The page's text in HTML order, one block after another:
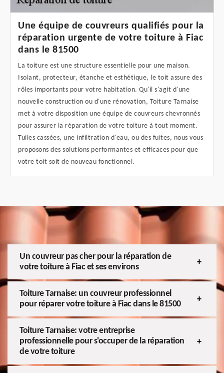
Une équipe de couvreurs qualifiés pour la
réparation urgente de votre toiture à Fiac
dans le 81500
La toiture est une structure essentielle pour une maison.
Isolant, protecteur, étanche et esthétique, le toit assure des
rôles importants pour votre habitation. Qu'il s'agit d'une
nouvelle construction ou d'une rénovation, Toiture Tarnaise
met à votre disposition une équipe de couvreurs chevronnés
pour assurer la réparation de votre toiture à tout moment.
Tuiles cassées, une infiltration d'eau, ou des fuites, nous vous
proposons des solutions performantes et efficaces pour que
votre toit soit de nouveau fonctionnel.
Un couvreur pas cher pour la réparation de
votre toiture à Fiac et ses environs
Toiture Tarnaise: un couvreur professionnel
pour réparer votre toiture à Fiac dans le 81500
Toiture Tarnaise: votre entreprise
professionnelle pour s'occuper de la réparation
de votre toiture